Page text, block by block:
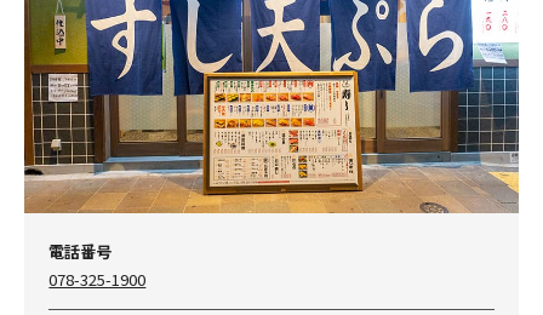
電話番号
078-325-1900